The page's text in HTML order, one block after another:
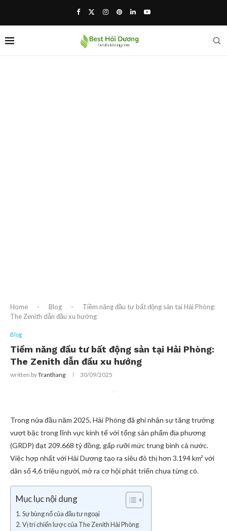
Home - Blog -
Tiềm năng đầu tư bất động sản tại Hải Phòng:
The Zenith dẫn đầu xu hướng
Blog
Tiềm năng đầu tư bất động sản tại Hải Phòng:
The Zenith dẫn đầu xu hướng
written byTranthang 30/09/2025
Trong nửa đầu năm 2025, Hải Phòng đã ghi nhận sự tăng trưởng
vượt bậc trong lĩnh vực kinh tế với tổng sản phẩm địa phương
(GRDP) đạt 209.668 tỷ đồng, gấp rưỡi mức trung bình cả nước.
Việc hợp nhất với Hải Dương tạo ra siêu đô thị hơn 3.194 km² với
dân số 4,6 triệu người, mở ra cơ hội phát triển chưa từng có.
Mục lục nội dung
Sự bùng nổ của đầu tư ngoại
Vị trí chiến lược của The Zenith Hải Phòng